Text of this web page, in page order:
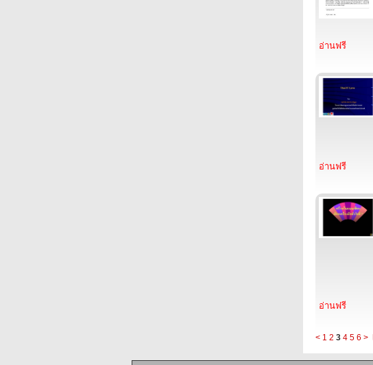
อ่านฟรี
อ่านฟรี
อ่านฟรี
< 1 2 3 4 5 6 >